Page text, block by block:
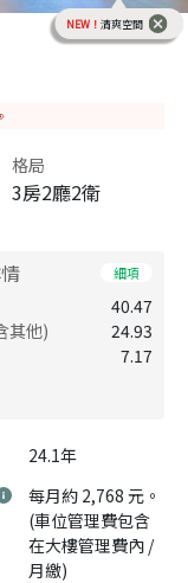
NEW！ 清爽空間
格局
3房2廳2衛
細項
40.47
其他)
24.93
7.17
24.1年
每月約 2,768 元。
(車位管理費包含
在大樓管理費內 /
月繳)